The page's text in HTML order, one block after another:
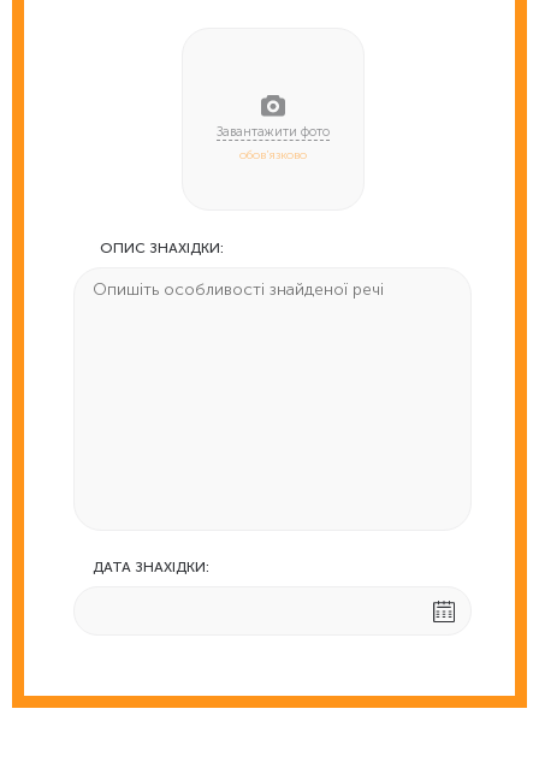
обов'язково
ОПИС ЗНАХІДКИ:
ДАТА ЗНАХІДКИ: